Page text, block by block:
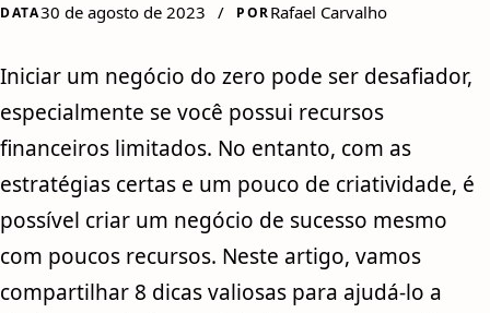
DATA30 de agosto de 2023 / PORRafael Carvalho
Iniciar um negócio do zero pode ser desafiador,
especialmente se você possui recursos
financeiros limitados. No entanto, com as
estratégias certas e um pouco de criatividade, é
possível criar um negócio de sucesso mesmo
com poucos recursos. Neste artigo, vamos
compartilhar 8 dicas valiosas para ajudá-lo a